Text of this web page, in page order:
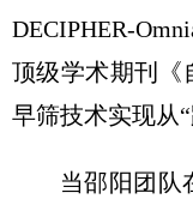
DECIPHER-
顶级学术期刊《
早筛技术实现从“
当邵阳团队